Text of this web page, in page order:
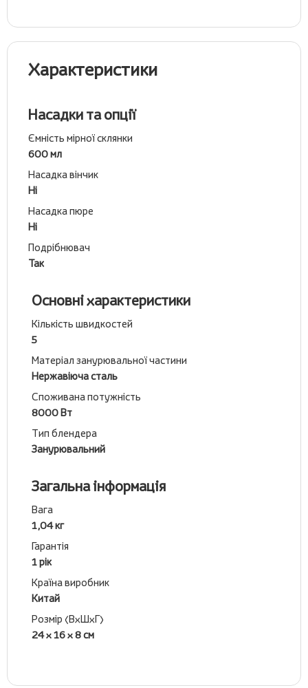
Характеристики
Насадки та опції
Ємність мірної склянки
600 мл
Насадка вінчик
Ні
Насадка пюре
Ні
Подрібнювач
Так
Основні характеристики
Кількість швидкостей
5
Матеріал занурювальної частини
Нержавіюча сталь
Споживана потужність
8000 Вт
Тип блендера
Занурювальний
Загальна інформація
Вага
1,04 кг
Гарантія
1 рік
Країна виробник
Китай
Розмір (ВхШхГ)
24 x 16 x 8 см